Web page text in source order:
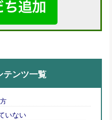
テンツ一覧
いない